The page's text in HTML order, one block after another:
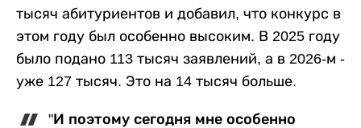
тысяч абитуриентов и добавил, что конкурс в
этом году был особенно высоким. В 2025 году
было подано 113 тысяч заявлений, а в 2026-м -
уже 127 тысяч. Это на 14 тысяч больше.
"И поэтому сегодня мне особенно